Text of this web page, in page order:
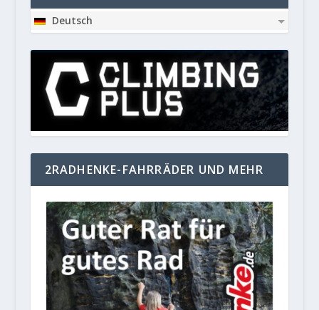
Deutsch
2RADHENKE-FAHRRÄDER UND MEHR